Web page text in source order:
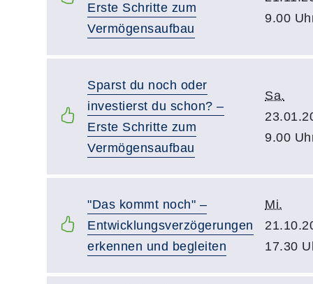
Erste Schritte zum
Vermögensaufbau
9.00
Sparst du noch oder
investierst du schon? –
Erste Schritte zum
Vermögensaufbau
Sa.
9.00
"Das kommt noch" –
Entwicklungsverzögerungen
erkennen und begleiten
Mi.
17.30